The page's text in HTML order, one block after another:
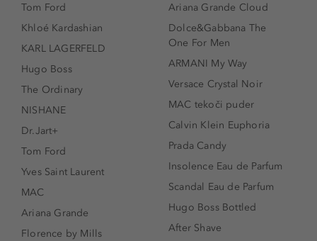
Tom Ford
Khloé Kardashian
KARL LAGERFELD
Hugo Boss
The Ordinary
NISHANE
Dr.Jart+
Tom Ford
Yves Saint Laurent
MAC
Ariana Grande
Florence by Mills
Ariana Grande Cloud
Dolce&Gabbana The
One For Men
ARMANI My Way
Versace Crystal Noir
MAC tekoči puder
Calvin Klein Euphoria
Prada Candy
Insolence Eau de Parfum
Scandal Eau de Parfum
Hugo Boss Bottled
After Shave